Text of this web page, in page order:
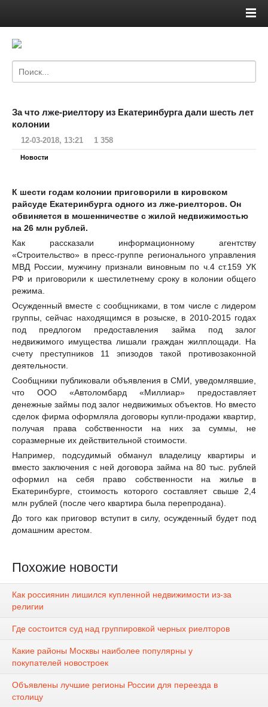
За что лже-риелтору из Екатеринбурга дали шесть лет
колонии
12-03-2018, 13:21 1 358
Новости
К шести годам колонии приговорили в кировском
райсуде Екатеринбурга одного из лже-риелторов. Он
обвиняется в мошенничестве с жилой недвижимостью
на 26 млн рублей.
Как рассказали информационному агентству
«Строительство» в пресс-группе регионального управления
МВД России, мужчину признали виновным по ч.4 ст.159 УК
РФ и приговорили к шестилетнему сроку в колонии общего
режима.
Осужденный вместе с сообщниками, в том числе с лидером
группы, сейчас находящимся в розыске, в 2010-2015 годах
под предлогом предоставления займа под залог
недвижимого имущества лишали граждан жилплощади. На
счету преступников 11 эпизодов такой противозаконной
деятельности.
Сообщники публиковали объявления в СМИ, уведомлявшие,
что ООО «Автоломбард «Миллиар» предоставляет
денежные займы под залог недвижимых объектов. Но вместо
сделок фирма оформляла договоры купли-продажи квартир,
получая права собственности на них за суммы, не
соразмерные их действительной стоимости.
Например, подсудимый обманул владелицу квартиры и
вместо заключения с ней договора займа на 80 тыс. рублей
оформил на себя право собственности на жилье в
Екатеринбурге, стоимость которого составляет свыше 2,4
млн рублей (после чего квартира была перепродана).
До того как приговор вступит в силу, осужденный будет под
домашним арестом.
Похожие новости
Как россиянин лишился купленной недвижимости из-за
религии
Где состоится суд над группировкой черных риелторов
Какие районы Москвы наиболее популярны у
покупателей новостроек
Объявлены лучшие регионы России для переезда в
столицу